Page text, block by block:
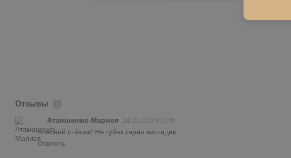
Отзывы
Атаманенко Марися 24.05.2023 в 13:09
Класний олівчик! На губах гарно виглядає.
Ответить